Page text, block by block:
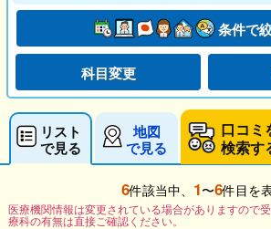
条件で
科目変更
リスト
で見る
地図
で見る
口コミ
検索す
6件該当中、 1〜6件目を
医療機関情報は変更されている場合がありますので
療科の有無は直接ご確認ください。